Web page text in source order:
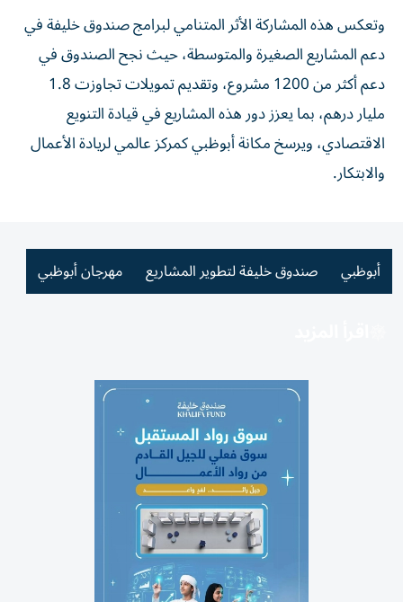
وتعكس هذه المشاركة الأثر المتنامي لبرامج صندوق خليفة في
دعم المشاريع الصغيرة والمتوسطة، حيث نجح الصندوق في
دعم أكثر من 1200 مشروع، وتقديم تمويلات تجاوزت 1.8
مليار درهم، بما يعزز دور هذه المشاريع في قيادة التنويع
الاقتصادي، ويرسخ مكانة أبوظبي كمركز عالمي لريادة الأعمال
والابتكار.
أبوظبي صندوق خليفة لتطوير المشاريع مهرجان أبوظبي